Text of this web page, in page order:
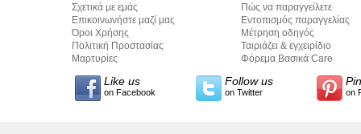
Σχετικά με εμάς
Επικοινωνήστε μαζί μας
Όροι Χρήσης
Πολιτική Προστασίας
Προσωπικών Δεδομένων
Μαρτυρίες
Πώς να παραγγείλετε
Εντοπισμός παραγγελίας
Μέτρηση οδηγός
Ταιριάζει & εγχειρίδιο
σύνταξης κειμένων
Φόρεμα Βασικά Care
Like us
on Facebook
Follow us
on Twitter on